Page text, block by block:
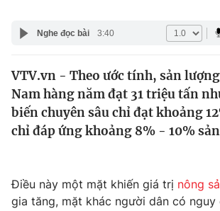
Pháp luật
Thế giới
Tin tức
Câu chuyện quốc tế
Tài chính
Thị trường
Dữ liệu và đời sống
Công nghệ
Nghe đọc bài 3:40
VTV.vn - Theo ước tính, sản
Nam hàng năm đạt 31 triệu tấn
biến chuyên sâu chỉ đạt khoảng
chỉ đáp ứng khoảng 8% - 10%
Điều này một mặt khiến giá trị nông
gia tăng, mặt khác người dân có nguy